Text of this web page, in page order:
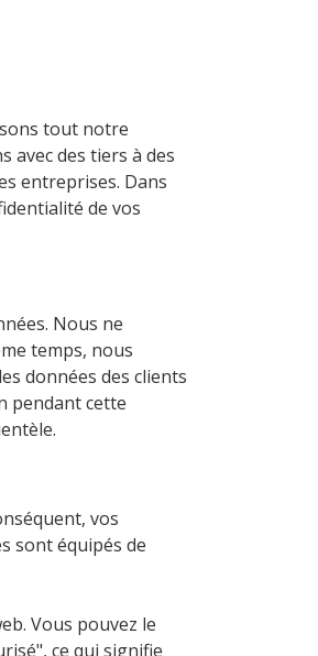
tout notre
des tiers à des
entreprises. Dans
de vos
Nous ne
temps, nous
données des clients
pendant cette
vos
sont équipés de
Vous pouvez le
ce qui signifie